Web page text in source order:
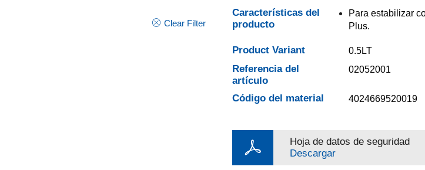
Clear Filter
Características del
producto
Para estabilizar
Plus.
Product Variant 0.5LT
Referencia del
artículo
02052001
Código del material 4024669520019
Hoja de datos de seguridad
Descargar